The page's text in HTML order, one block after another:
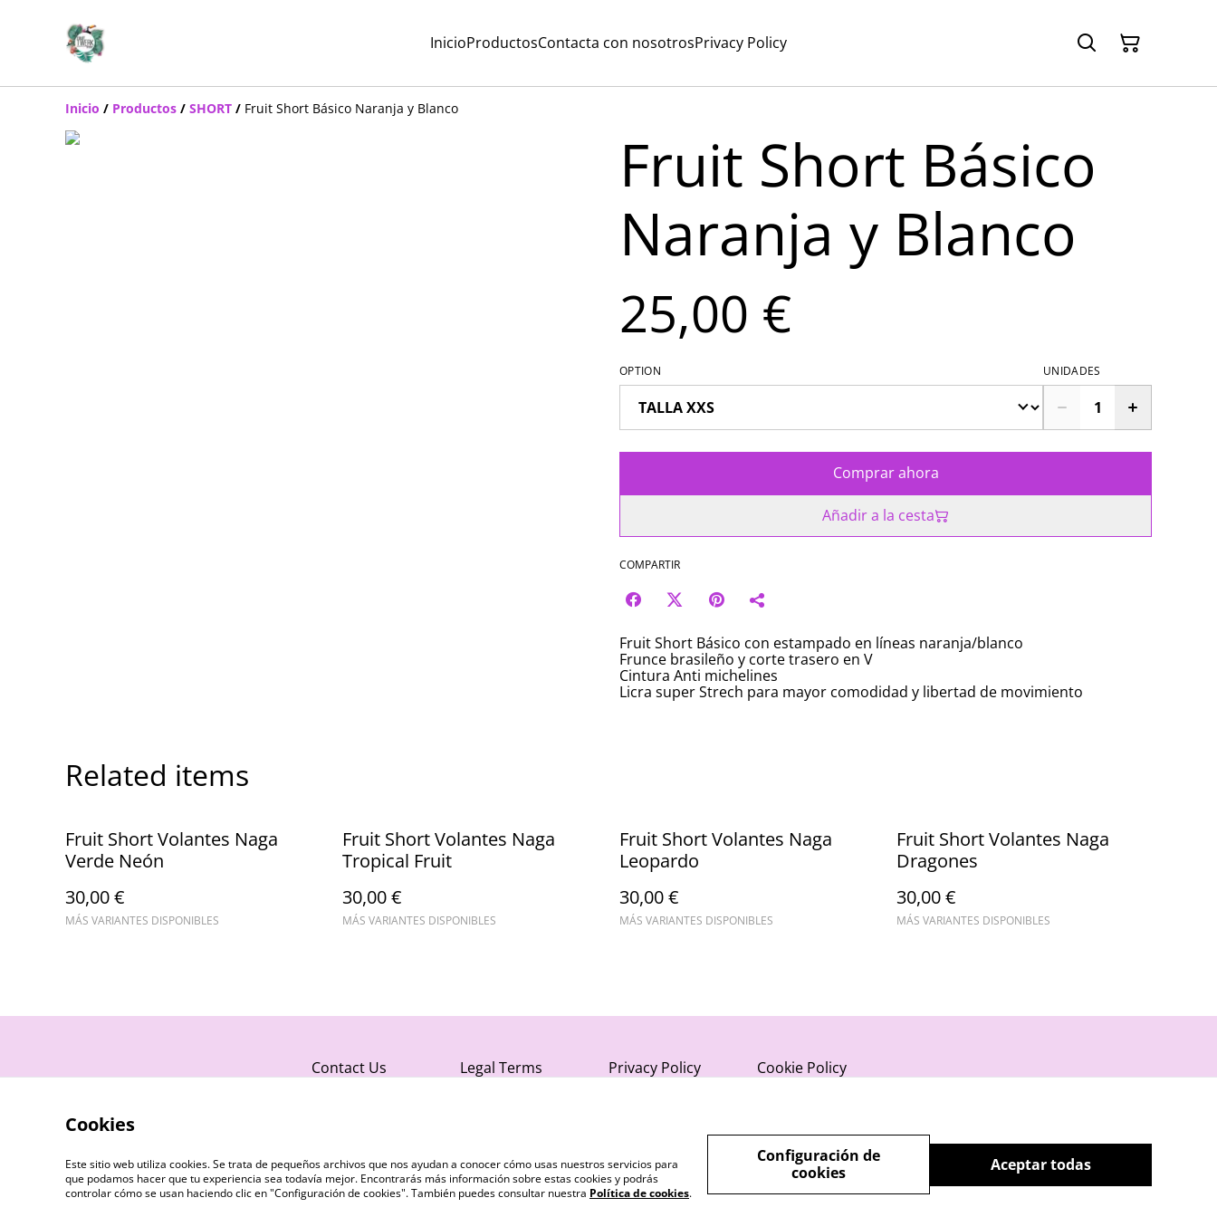
InicioProductosContacta con nosotrosPrivacy Policy
Inicio / Productos / SHORT / Fruit Short Básico Naranja y Blanco
Fruit Short Básico
Naranja y Blanco
25,00 €
OPTION UNIDADES
Comprar ahora
Añadir a la cesta
COMPARTIR
Fruit Short Básico con estampado en líneas naranja/blanco
Frunce brasileño y corte trasero en V
Cintura Anti michelines
Licra super Strech para mayor comodidad y libertad de movimiento
Related items
Fruit Short Volantes Naga
Verde Neón
30,00 €
MÁS VARIANTES DISPONIBLES
Fruit Short Volantes Naga
Tropical Fruit
30,00 €
MÁS VARIANTES DISPONIBLES
Fruit Short Volantes Naga
Leopardo
30,00 €
MÁS VARIANTES DISPONIBLES
Fruit Short Volantes Naga
Dragones
30,00 €
MÁS VARIANTES DISPONIBLES
Contact Us Legal Terms Privacy Policy Cookie Policy
©2026 Fruit Twerk
Cookies
Este sitio web utiliza cookies. Se trata de pequeños archivos que nos ayudan a conocer cómo usas nuestros servicios para
que podamos hacer que tu experiencia sea todavía mejor. Encontrarás más información sobre estas cookies y podrás
controlar cómo se usan haciendo clic en "Configuración de cookies". También puedes consultar nuestra Política de cookies.
Aceptar todas
Configuración de
cookies